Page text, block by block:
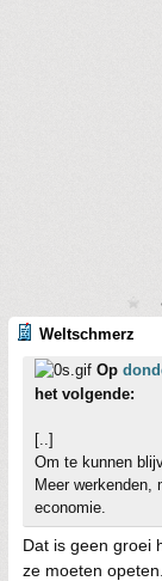
Weltschmerz
Op
het volgende:
[..]
Om te kunnen
Meer werkenden,
economie.
Dat is geen groei
ze moeten